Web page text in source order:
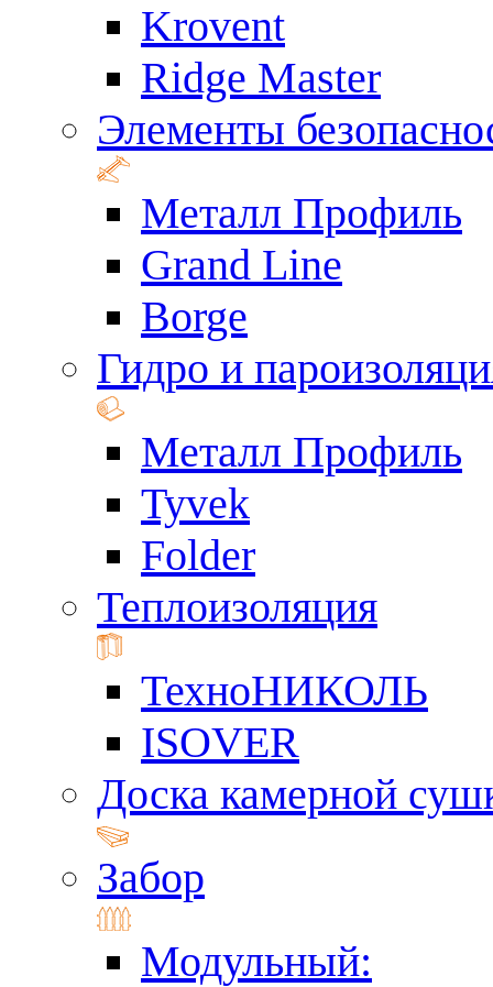
Krovent
Ridge Master
Элементы
Металл Профиль
Grand Line
Borge
Гидро и
Металл Профиль
Tyvek
Folder
Теплоизоляция
ТехноНИКОЛЬ
ISOVER
Доска камерной
Забор
Модульный: